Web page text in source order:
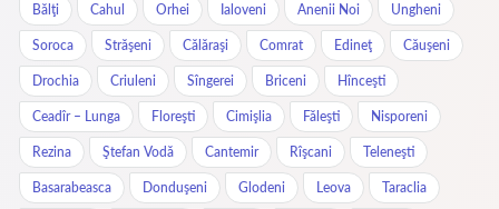
Bălţi Cahul Orhei Ialoveni Anenii Noi Ungheni
Soroca Străşeni Călăraşi Comrat Edineţ Căuşeni
Drochia Criuleni Sîngerei Briceni Hînceşti
Ceadîr – Lunga Floreşti Cimişlia Făleşti Nisporeni
Rezina Ştefan Vodă Cantemir Rîşcani Teleneşti
Basarabeasca Donduşeni Glodeni Leova Taraclia